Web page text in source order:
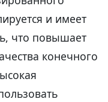
и имеет
что повышает
конечного